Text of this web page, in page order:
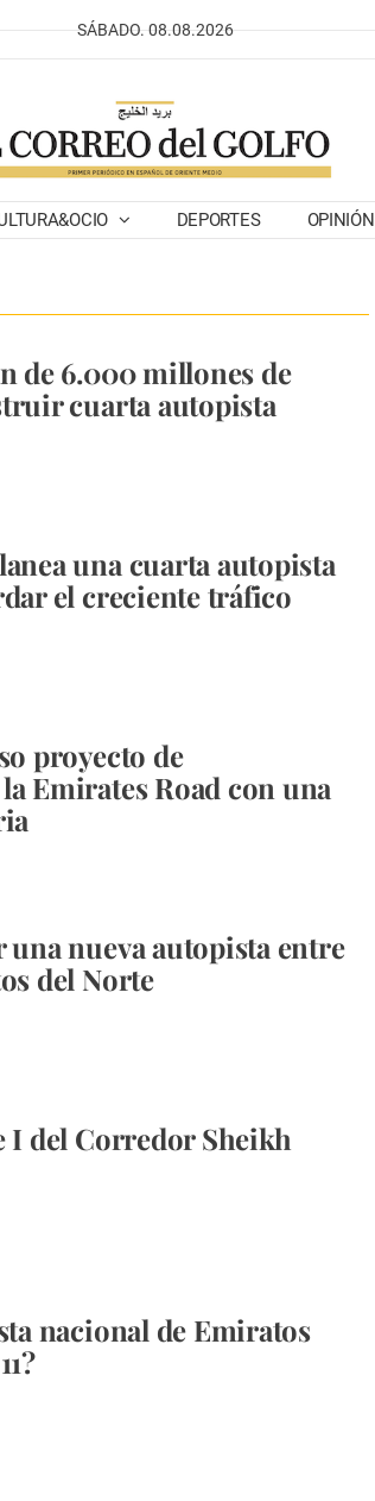
SÁBADO. 08.08.2026
DEPORTES OPINIÓN
de 6.000 millones de
cuarta autopista
una cuarta autopista
el creciente tráfico
proyecto de
Emirates Road con una
nueva autopista entre
del Norte
I del Corredor Sheikh
nacional de Emiratos